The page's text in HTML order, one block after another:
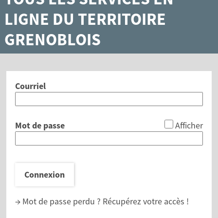
LIGNE DU TERRITOIRE
GRENOBLOIS
Courriel
Mot de passe Afficher
Connexion
→ Mot de passe perdu ? Récupérez votre accès !